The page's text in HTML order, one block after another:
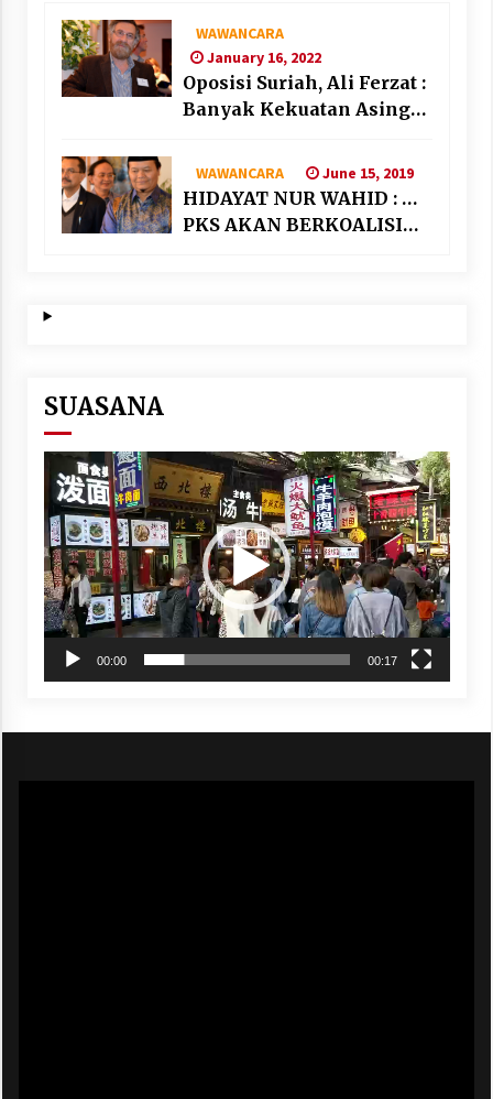
WAWANCARA
January 16, 2022
Oposisi Suriah, Ali Ferzat :
Banyak Kekuatan Asing
WAWANCARA June 15, 2019
HIDAYAT NUR WAHID : …
PKS AKAN BERKOALISI
SUASANA
Video
Player
00:00 00:17